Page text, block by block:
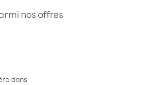
nos offres
dans